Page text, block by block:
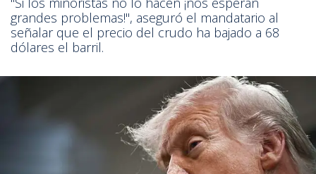
grandes problemas!", aseguró el mandatario al
señalar que el precio del crudo ha bajado a 68
dólares el barril.